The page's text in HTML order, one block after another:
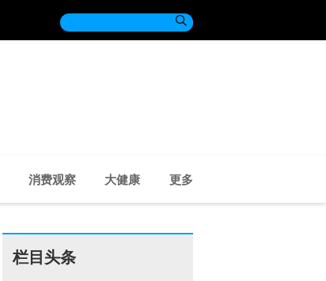

消费观察 大健康 更多
栏目头条